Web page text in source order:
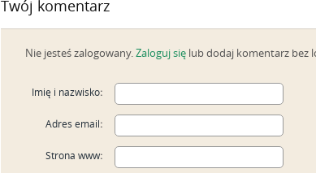
Twój komentarz
Nie jesteś zalogowany. Zaloguj się lub dodaj komentarz bez
Imię i nazwisko:
Adres email:
Strona www: